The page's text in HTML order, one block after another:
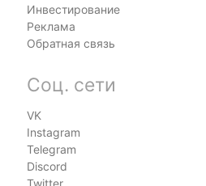
Инвестирование
Реклама
Обратная связь
Соц. сети
VK
Instagram
Telegram
Discord
Twitter